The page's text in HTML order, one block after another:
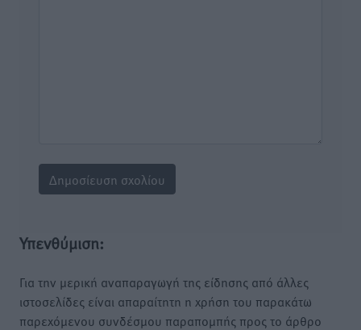
Υπενθύμιση:
Για την μερική αναπαραγωγή της είδησης από άλλες
ιστοσελίδες είναι απαραίτητη η χρήση του παρακάτω
παρεχόμενου συνδέσμου παραπομπής προς το άρθρο